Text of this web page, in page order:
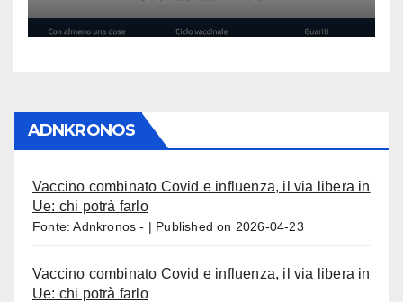
ADNKRONOS
Vaccino combinato Covid e influenza, il via libera in
Ue: chi potrà farlo
Fonte: Adnkronos - Published on 2026-04-23
Vaccino combinato Covid e influenza, il via libera in
Ue: chi potrà farlo